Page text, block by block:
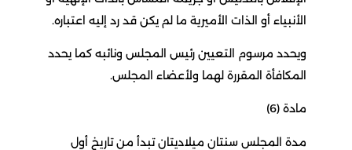
الأنبياء أو الذات الأميرية ما لم يكن قد رد إليه اعتباره.
ويحدد مرسوم التعيين رئيس المجلس ونائبه كما يحدد
المكافأة المقررة لهما ولأعضاء المجلس.
مادة (6)
مدة المجلس سنتان ميلاديتان تبدأ من تاريخ أول